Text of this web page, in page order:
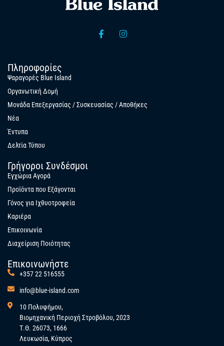
Πληροφορίες
Ψαραγορές Blue Island
Οργανωτική Δομή
Μονάδα Επεξεργασίας / Συσκευασίας / Αποθήκες
Νέα
Έντυπα
Δελτία Τύπου
Γρήγοροι Συνδέσμοι
Εγχώρια Αγορά
Προϊόντα που Εξάγονται
Γόνος για Ιχθυοτροφεία
Καριέρα
Επικοινωνία
Διαχείριση Ποιότητας
Επικοινωνήστε
+357 22 516555
info@blue-island.com
10 Πολυφήμου,
Βιομηχανική Περιοχή Στροβόλου, 2023
Τ.Θ. 26073, 1666
Λευκωσία, Κύπρος